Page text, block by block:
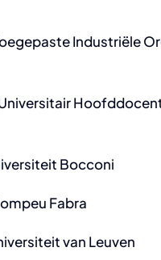
Industriële
Bocconi
Fabra
van Leuven